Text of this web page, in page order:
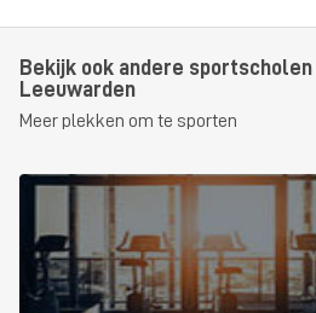
Bekijk ook andere
Leeuwarden
Meer plekken om te sporten